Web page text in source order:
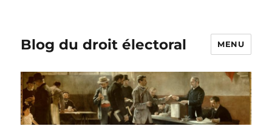
Blog du droit électoral MENU